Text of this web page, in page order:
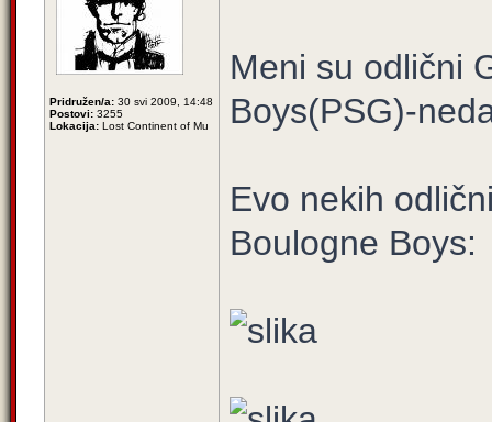
Pridružen/a: 30 svi 2009, 14:48
Postovi: 3255
Lokacija: Lost Continent of Mu
Meni su odlični
Boys(PSG)-
Evo nekih
Boulogne Boys: